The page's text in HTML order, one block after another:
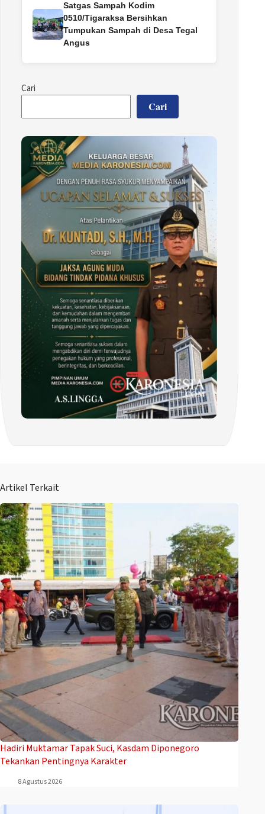
Satgas Sampah Kodim
0510/Tigaraksa Bersihkan
Tumpukan Sampah di Desa Tegal
Angus
Cari
Cari
Artikel Terkait
Hadiri Muktamar Tapak Suci, Kasdam Diponegoro
Tekankan Pentingnya Karakter
8 Agustus 2026